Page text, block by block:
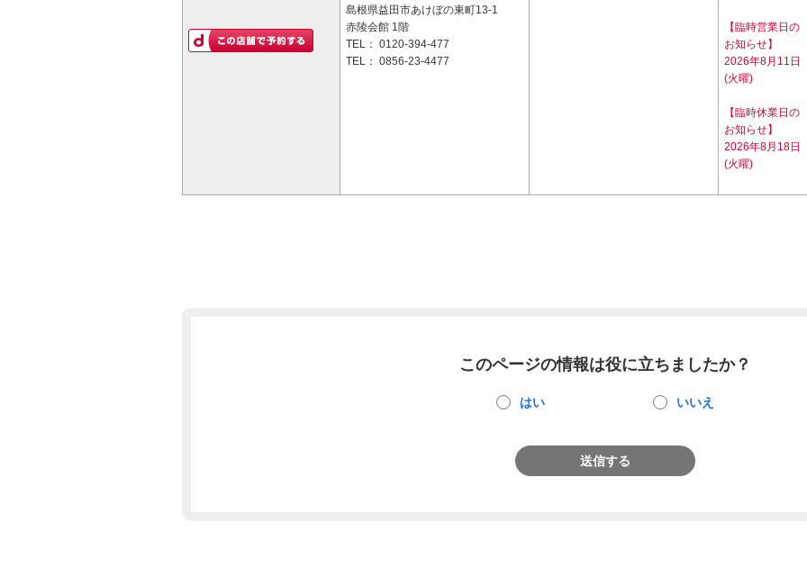
島根県益田市あけぼの東町13-1
赤陵会館 1階
TEL： 0120-394-477
TEL： 0856-23-4477
【臨時営業日の
お知らせ】
2026年8月11日
(火曜)
【臨時休業日の
お知らせ】
2026年8月18日
(火曜)
このページの情報は役に立ちましたか？
はい いいえ
送信する